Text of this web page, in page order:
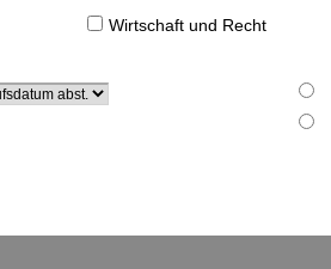
Wirtschaft und Recht